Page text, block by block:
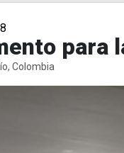
para
Colombia